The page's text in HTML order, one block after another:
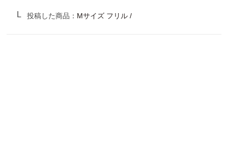
サンバリア100について
投稿した商品： Mサイズ フリル /